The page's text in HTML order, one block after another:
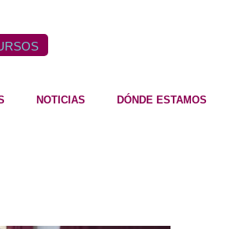
NOTICIAS DÓNDE ESTAMOS